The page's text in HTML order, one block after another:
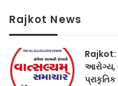
Rajkot News
Rajkot:
આરોગ્ય,